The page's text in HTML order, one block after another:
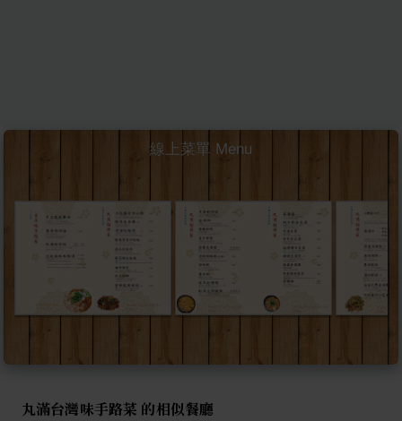
線上菜單 Menu
丸滿台灣味手路菜 的相似餐廳